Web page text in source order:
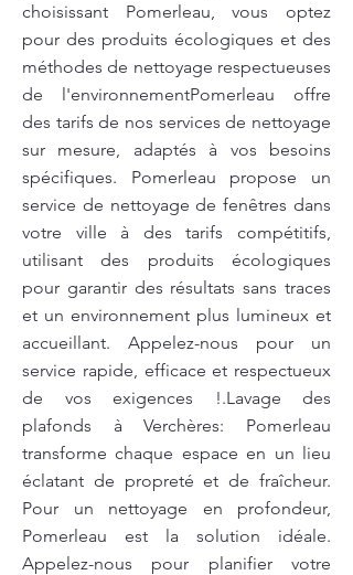
choisissant Pomerleau, vous optez
pour des produits écologiques et des
méthodes de nettoyage respectueuses
de l'environnementPomerleau offre
des tarifs de nos services de nettoyage
sur mesure, adaptés à vos besoins
spécifiques. Pomerleau propose un
service de nettoyage de fenêtres dans
votre ville à des tarifs compétitifs,
utilisant des produits écologiques
pour garantir des résultats sans traces
et un environnement plus lumineux et
accueillant. Appelez-nous pour un
service rapide, efficace et respectueux
de vos exigences !.Lavage des
plafonds à Verchères: Pomerleau
transforme chaque espace en un lieu
éclatant de propreté et de fraîcheur.
Pour un nettoyage en profondeur,
Pomerleau est la solution idéale.
Appelez-nous pour planifier votre